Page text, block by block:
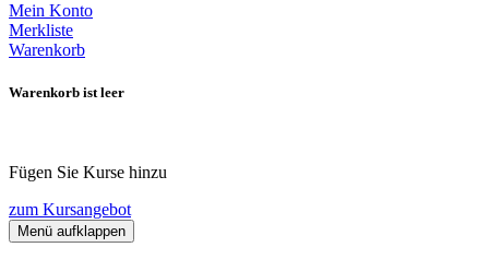
Mein Konto
Merkliste
Warenkorb
Warenkorb ist leer
Fügen Sie Kurse hinzu
zum Kursangebot
Menü aufklappen